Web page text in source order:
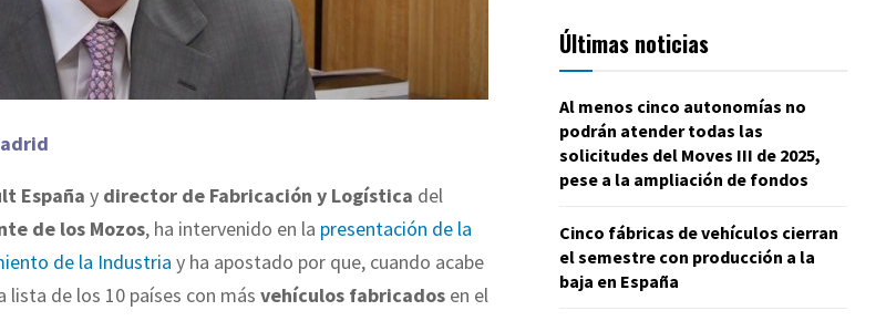
España y director de Fabricación y Logística del
de los Mozos, ha intervenido en la presentación de la
de la Industria y ha apostado por que, cuando acabe
lista de los 10 países con más vehículos fabricados en el
Últimas noticias
Al menos cinco autonomías no
podrán atender todas las
solicitudes del Moves III de 2025,
pese a la ampliación de fondos
Cinco fábricas de vehículos cierran
el semestre con producción a la
baja en España